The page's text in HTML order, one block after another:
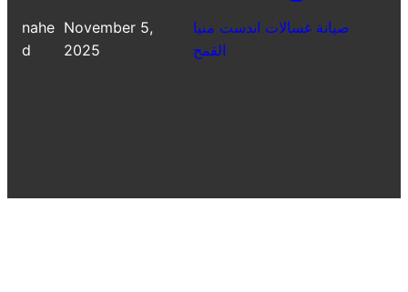
nahe
d
November 5,
2025
صيانة غسالات اندست منيا
القمح